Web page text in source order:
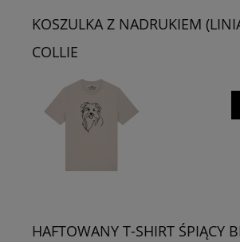
KOSZULKA Z NADRUKIEM
COLLIE
HAFTOWANY T-SHIRT ŚPIĄCY